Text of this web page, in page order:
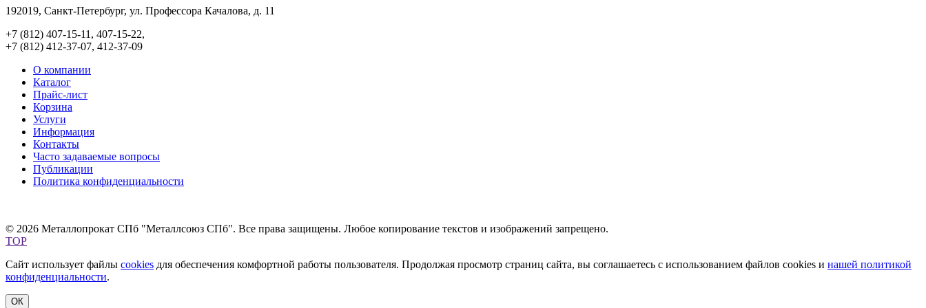
192019, Санкт-Петербург, ул. Профессора Качалова, д. 11
+7 (812) 407-15-11, 407-15-22,
+7 (812) 412-37-07, 412-37-09
О компании
Каталог
Прайс-лист
Корзина
Услуги
Информация
Контакты
Часто задаваемые вопросы
Публикации
Политика конфиденциальности
© 2026 Металлопрокат СПб "Металлсоюз СПб". Все права защищены. Любое копирование текстов и изображений запрещено.
TOP
Сайт использует файлы cookies для обеспечения комфортной работы пользователя. Продолжая просмотр страниц сайта, вы соглашаетесь с использованием файлов cookies и нашей политикой
конфиденциальности.
ОК